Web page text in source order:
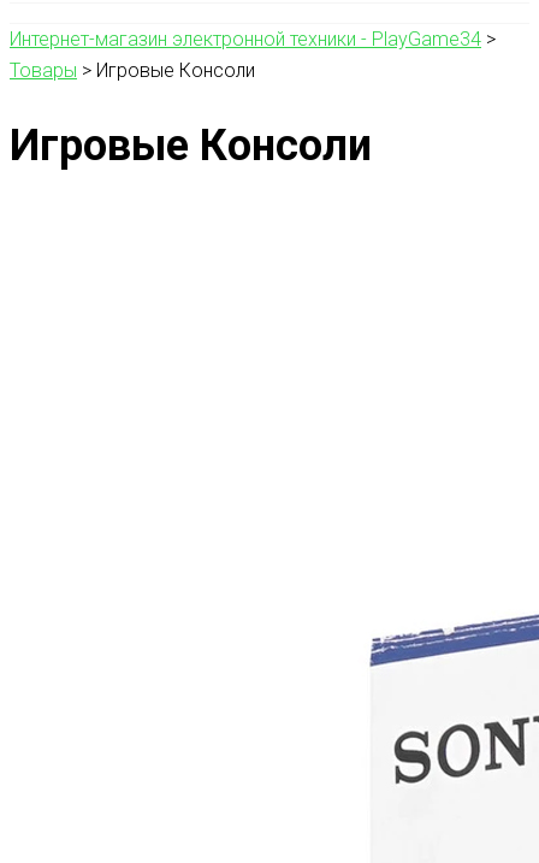
Интернет-магазин электронной техники - PlayGame34 >
Товары > Игровые Консоли
Игровые Консоли